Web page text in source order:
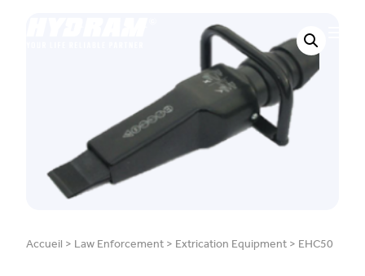
Accueil > Law Enforcement > Extrication Equipment > EHC50